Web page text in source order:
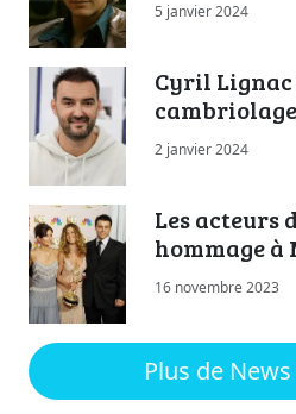
5 janvier 2024
Cyril
cambriolage
2 janvier 2024
Les acteurs
hommage
16 novembre 2023
Plus de